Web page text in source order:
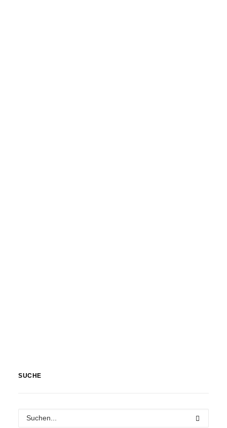
SUCHE